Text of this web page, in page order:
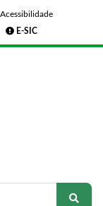
Acessibilidade
E-SIC